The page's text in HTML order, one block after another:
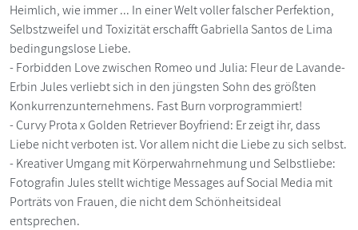
Heimlich, wie immer ... In einer Welt voller falscher Perfektion,
Selbstzweifel und Toxizität erschafft Gabriella Santos de Lima
bedingungslose Liebe.
- Forbidden Love zwischen Romeo und Julia: Fleur de Lavande-
Erbin Jules verliebt sich in den jüngsten Sohn des größten
Konkurrenzunternehmens. Fast Burn vorprogrammiert!
- Curvy Prota x Golden Retriever Boyfriend: Er zeigt ihr, dass
Liebe nicht verboten ist. Vor allem nicht die Liebe zu sich selbst.
- Kreativer Umgang mit Körperwahrnehmung und Selbstliebe:
Fotografin Jules stellt wichtige Messages auf Social Media mit
Porträts von Frauen, die nicht dem Schönheitsideal
entsprechen.